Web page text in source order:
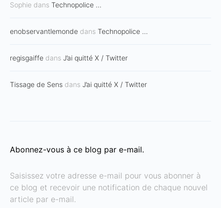
Sophie dans Technopolice …
enobservantlemonde dans Technopolice …
regisgaiffe dans J’ai quitté X / Twitter
Tissage de Sens dans J’ai quitté X / Twitter
Abonnez-vous à ce blog par e-mail.
Saisissez votre adresse e-mail pour vous abonner à
ce blog et recevoir une notification de chaque nouvel
article par e-mail.